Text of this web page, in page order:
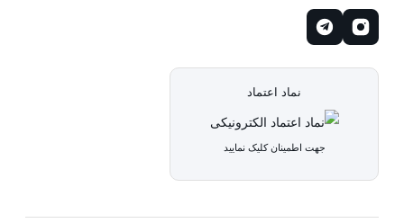
نماد اعتماد
جهت اطمینان کلیک نمایید